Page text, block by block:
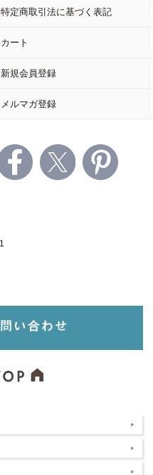
特定商取引法に基づく表記
カート
新規会員登録
メルマガ登録